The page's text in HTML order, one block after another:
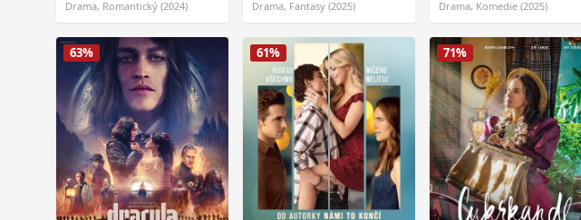
Drama, Romantický (2024) Drama, Fantasy (2025) Drama, Komedie (2025)
63% 61% 71%